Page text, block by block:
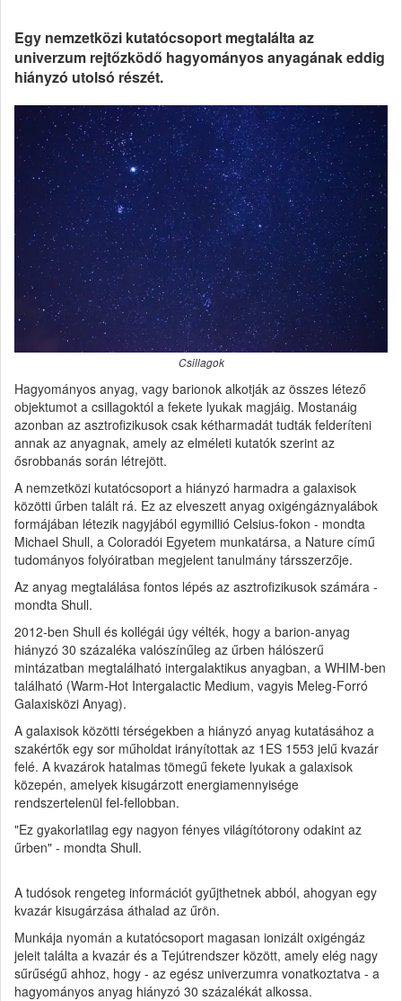
Egy nemzetközi kutatócsoport megtalálta az
univerzum rejtőzködő hagyományos anyagának eddig
hiányzó utolsó részét.
Csillagok
Hagyományos anyag, vagy barionok alkotják az összes létező
objektumot a csillagoktól a fekete lyukak magjáig. Mostanáig
azonban az asztrofizikusok csak kétharmadát tudták felderíteni
annak az anyagnak, amely az elméleti kutatók szerint az
ősrobbanás során létrejött.
A nemzetközi kutatócsoport a hiányzó harmadra a galaxisok
közötti űrben talált rá. Ez az elveszett anyag oxigéngáznyalábok
formájában létezik nagyjából egymillió Celsius-fokon - mondta
Michael Shull, a Coloradói Egyetem munkatársa, a Nature című
tudományos folyóiratban megjelent tanulmány társszerzője.
Az anyag megtalálása fontos lépés az asztrofizikusok számára -
mondta Shull.
2012-ben Shull és kollégái úgy vélték, hogy a barion-anyag
hiányzó 30 százaléka valószínűleg az űrben hálószerű
mintázatban megtalálható intergalaktikus anyagban, a WHIM-ben
található (Warm-Hot Intergalactic Medium, vagyis Meleg-Forró
Galaxisközi Anyag).
A galaxisok közötti térségekben a hiányzó anyag kutatásához a
szakértők egy sor műholdat irányítottak az 1ES 1553 jelű kvazár
felé. A kvazárok hatalmas tömegű fekete lyukak a galaxisok
közepén, amelyek kisugárzott energiamennyisége
rendszertelenül fel-fellobban.
"Ez gyakorlatilag egy nagyon fényes világítótorony odakint az
űrben" - mondta Shull.
A tudósok rengeteg információt gyűjthetnek abból, ahogyan egy
kvazár kisugárzása áthalad az űrön.
Munkája nyomán a kutatócsoport magasan ionizált oxigéngáz
jeleit találta a kvazár és a Tejútrendszer között, amely elég nagy
sűrűségű ahhoz, hogy - az egész univerzumra vonatkoztatva - a
hagyományos anyag hiányzó 30 százalékát alkossa.